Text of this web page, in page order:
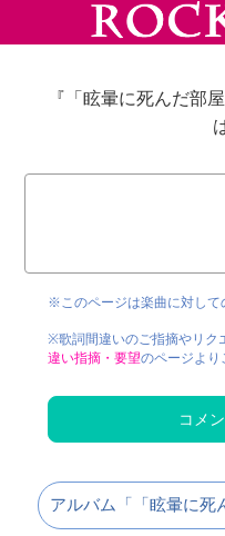
『「眩暈に死んだ部
※このページは楽曲に対して
※歌詞間違いのご指摘やリク
違い指摘・要望のページより
コメ
アルバム「「眩暈に死